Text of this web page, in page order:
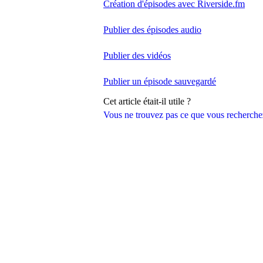
Vous ne trouvez pas ce que vous
Création d'épisodes avec Riverside.fm
Publier des épisodes audio
Publier des vidéos
Publier un épisode sauvegardé
Cet article était-il utile ?